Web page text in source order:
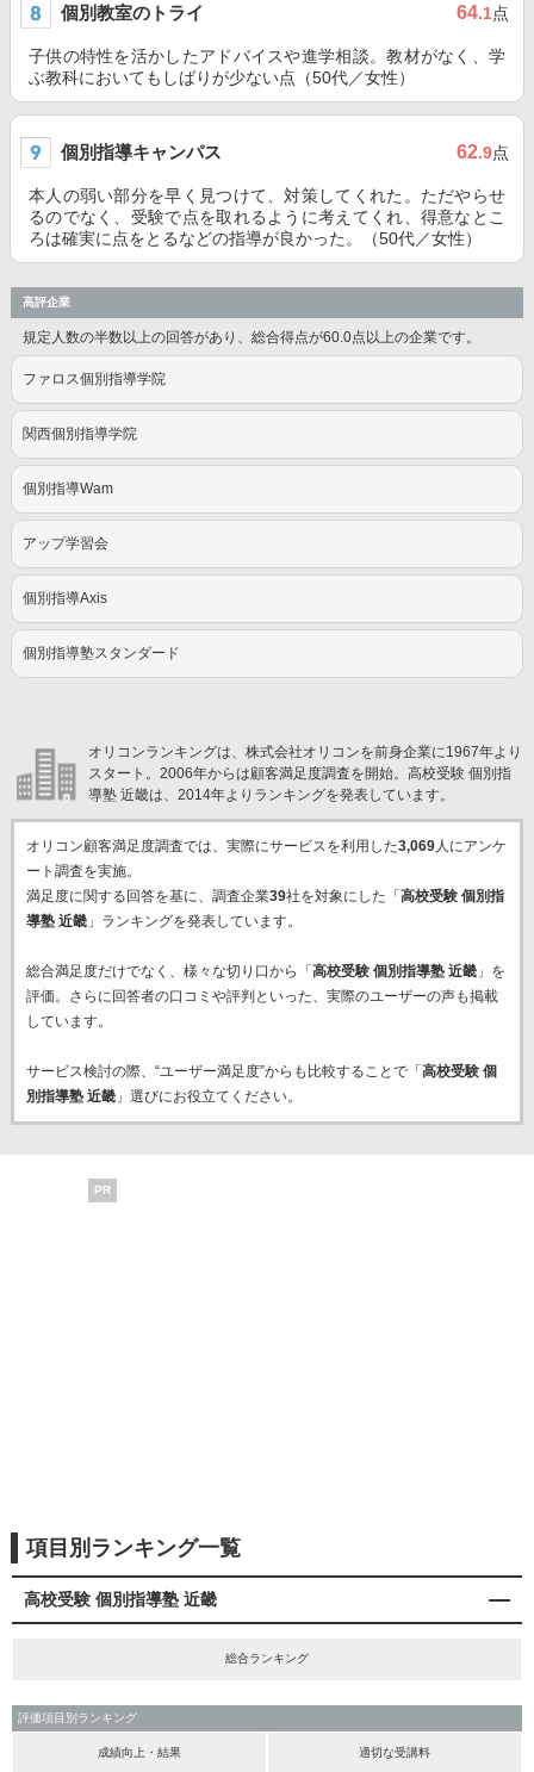
個別教室のトライ 64.1点
子供の特性を活かしたアドバイスや進学相談。教材がなく、学
ぶ教科においてもしばりが少ない点（50代／女性）
個別指導キャンパス 62.9点
本人の弱い部分を早く見つけて、対策してくれた。ただやらせ
るのでなく、受験で点を取れるように考えてくれ、得意なとこ
ろは確実に点をとるなどの指導が良かった。（50代／女性）
高評企業
規定人数の半数以上の回答があり、総合得点が60.0点以上の企業です。
ファロス個別指導学院
関西個別指導学院
個別指導Wam
アップ学習会
個別指導Axis
個別指導塾スタンダード
オリコンランキングは、株式会社オリコンを前身企業に1967年より
スタート。2006年からは顧客満足度調査を開始。高校受験 個別指
導塾 近畿は、2014年よりランキングを発表しています。
オリコン顧客満足度調査では、実際にサービスを利用した3,069人にアンケ
ート調査を実施。
満足度に関する回答を基に、調査企業39社を対象にした「 高校受験 個別指
導塾 近畿」ランキングを発表しています。
総合満足度だけでなく、様々な切り口から「 高校受験 個別指導塾 近畿」を
評価。さらに回答者の口コミや評判といった、実際のユーザーの声も掲載
しています。
サービス検討の際、“ユーザー満足度”からも比較することで「 高校受験 個
別指導塾 近畿」選びにお役立てください。
PR
項目別ランキング一覧
高校受験 個別指導塾 近畿
総合ランキング
評価項目別ランキング
成績向上・結果 適切な受講料